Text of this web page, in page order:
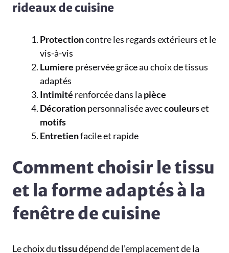
rideaux de cuisine
Protectioncontre les regards extérieurs et le
vis-à-vis
Lumiere préservée grâce au choix de tissus
adaptés
Intimité renforcée dans la pièce
Décorationpersonnalisée aveccouleurset
motifs
Entretienfacile et rapide
Comment choisir le tissu
et la forme adaptés à la
fenêtre de cuisine
Le choix dutissudépend de l’emplacement de la